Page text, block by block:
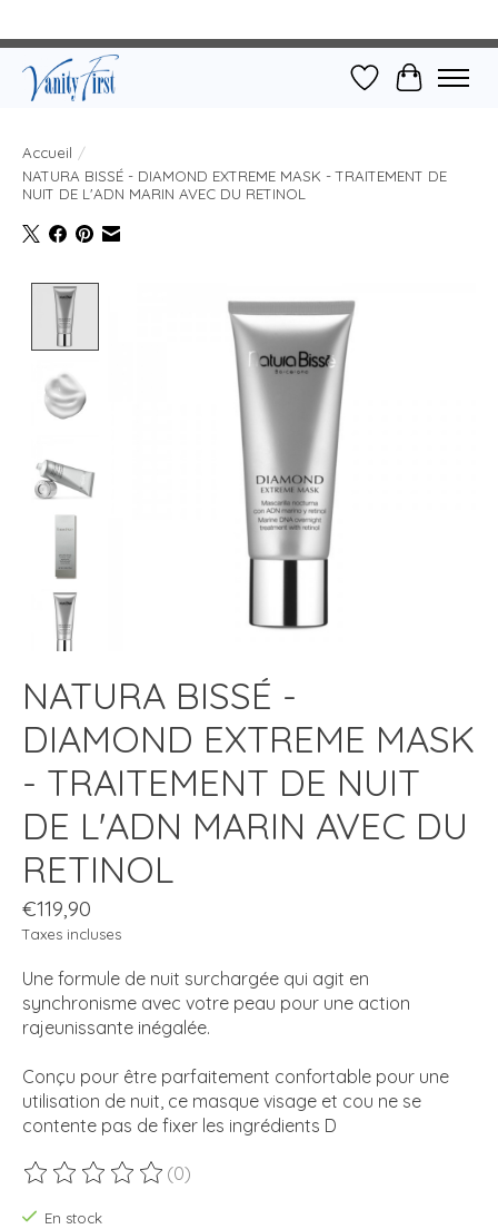
Liste dePanier
Accueil /
NATURA BISSÉ - DIAMOND EXTREME MASK - TRAITEMENT DE
NUIT DE L'ADN MARIN AVEC DU RETINOL
NATURA BISSÉ -
DIAMOND EXTREME MASK
- TRAITEMENT DE NUIT
DE L'ADN MARIN AVEC DU
RETINOL
€119,90
Taxes incluses
Une formule de nuit surchargée qui agit en
synchronisme avec votre peau pour une action
rajeunissante inégalée.
Conçu pour être parfaitement confortable pour une
utilisation de nuit, ce masque visage et cou ne se
contente pas de fixer les ingrédients D
Ce produit est évalué à
(0)
En stock